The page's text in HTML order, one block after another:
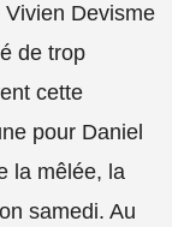
Devisme
de trop
cette
pour Daniel
la mêlée, la
samedi. Au